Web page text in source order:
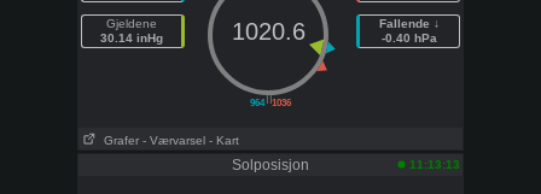
Gjeldene
30.14 inHg
||
964 1036
1020.6
Fallende ↓
-0.40 hPa
Grafer - Værvarsel - Kart
Solposisjon 11:13:13